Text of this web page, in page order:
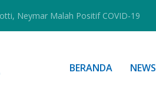
Neymar Malah Positif COVID-19
BERANDA NEWS